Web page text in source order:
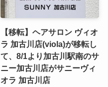
【移転】ヘアサロン ヴィオ
ラ 加古川店(viola)が移転し
て、8/1より加古川駅南のサ
ニー加古川店がサニーヴィ
オラ 加古川店